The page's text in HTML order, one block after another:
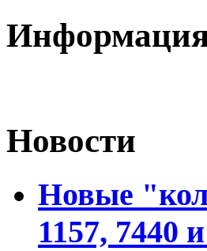
Новости
Новые
1157, 7440